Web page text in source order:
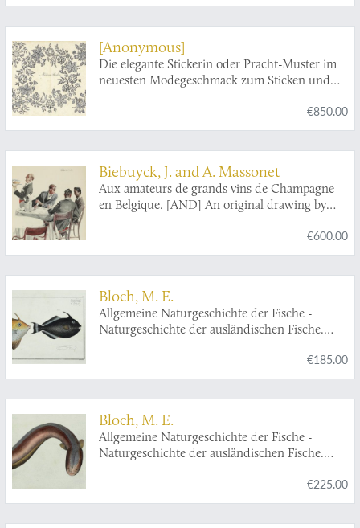
[Anonymous]
Die elegante Stickerin oder Pracht-Muster im
neuesten Modegeschmack zum Sticken und
in lateinischer und gothischer Schrift, und
einer Anweisung, wie eine Stickerin, ohne
Ein Geschenk für das schöne Geschlecht.
€850.00
Biebuyck, J. and A. Massonet
Aux amateurs de grands vins de Champagne
en Belgique. [AND] An original drawing by
€600.00
Bloch, M. E.
Allgemeine Naturgeschichte der Fische -
Naturgeschichte der ausländischen Fische.
Balistes
Ringens/Der Schwarze Hornfisch/Le Baliste
€185.00
Bloch, M. E.
Allgemeine Naturgeschichte der Fische -
Naturgeschichte der ausländischen Fische.
Zitteraal/L'Anguille tremblante/The Electric-
Eel.
€225.00